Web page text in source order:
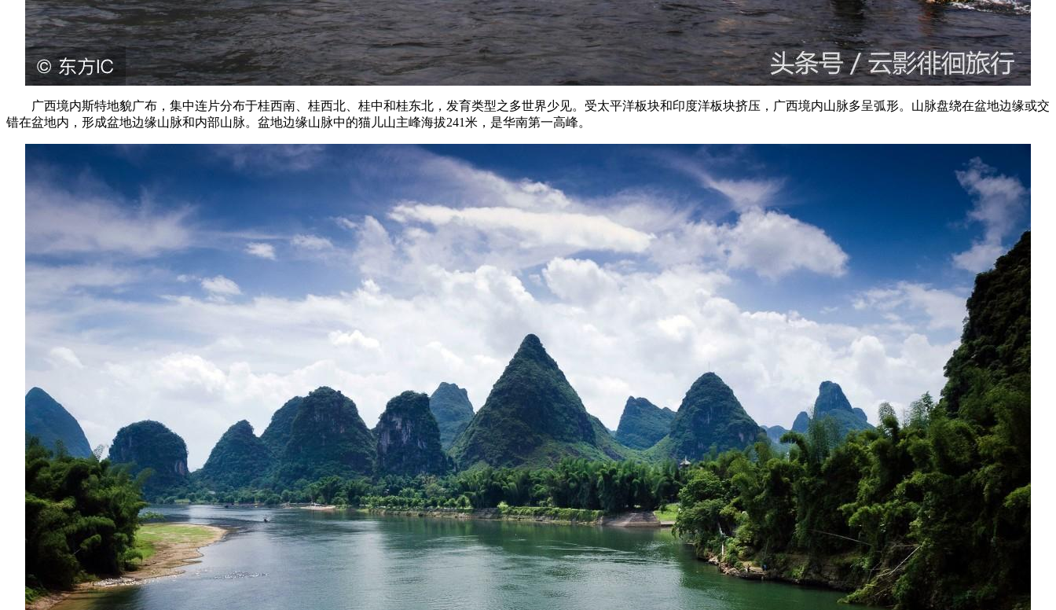
广西境内斯特地貌广布，集中连片分布于桂西南、桂西北、桂中和桂东北，发育类型之多世界少见。受太平洋板块和印度洋板块挤压，广西境内山脉多呈弧形。山脉盘绕在盆地边缘或交
错在盆地内，形成盆地边缘山脉和内部山脉。盆地边缘山脉中的猫儿山主峰海拔241米，是华南第一高峰。